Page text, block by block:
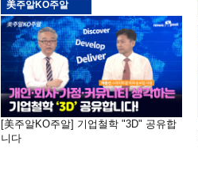
美주알KO주알
[美주알KO주알] 기업철학 "3D" 공유합
니다